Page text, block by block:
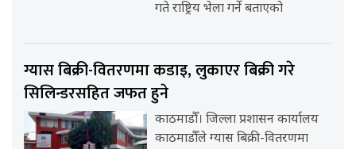
गते राष्ट्रिय भेला गर्ने बताएको
ग्यास बिक्री-वितरणमा कडाइ, लुकाएर बिक्री गरे
सिलिन्डरसहित जफत हुने
काठमाडौँ। जिल्ला प्रशासन कार्यालय
काठमाडौँले ग्यास बिक्री-वितरणमा